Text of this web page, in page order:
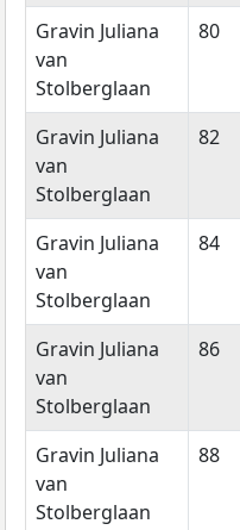
Gravin Juliana
van
Stolberglaan
80
Gravin Juliana
van
Stolberglaan
82
Gravin Juliana
van
Stolberglaan
84
Gravin Juliana
van
Stolberglaan
86
Gravin Juliana
van
Stolberglaan
88